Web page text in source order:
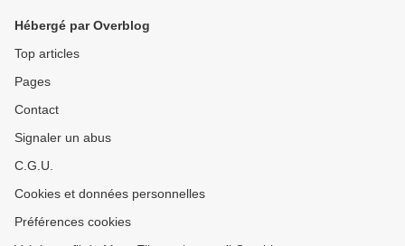
Hébergé par Overblog
Top articles
Pages
Contact
Signaler un abus
C.G.U.
Cookies et données personnelles
Préférences cookies